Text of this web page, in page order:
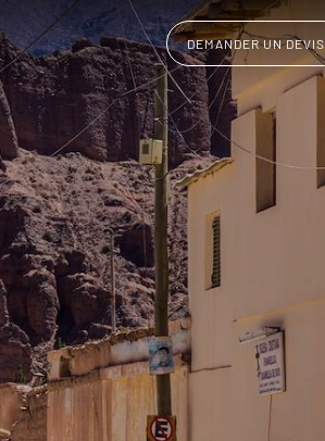
DEMANDER UN DEVIS